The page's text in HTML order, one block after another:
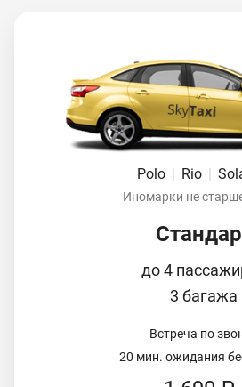
Polo | Rio |
Иномарки не
до 4
3 багажа
Встреча по
20 мин. ожидания